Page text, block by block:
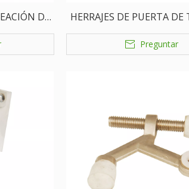
DE
HERRAJES DE PUERTA DE
PUERTA DE
Preguntar